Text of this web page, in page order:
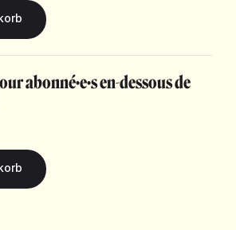
abonné·e·s en-dessous de